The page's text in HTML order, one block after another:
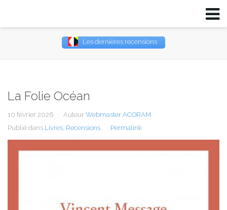
Les dernières recensions
La Folie Océan
10 février 2026 Auteur Webmaster ACORAM
Publié dans Livres Recensions Permalink